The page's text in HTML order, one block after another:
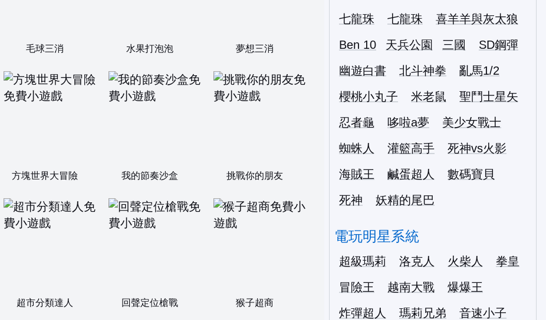
毛球三消 水果打泡泡 夢想三消
方塊世界大冒險 我的節奏沙盒 挑戰你的朋友
超市分類達人 回聲定位槍戰 猴子超商
七龍珠
七龍珠
喜羊羊與灰太狼
Ben 10
天兵公園 三國
SD鋼彈
幽遊白書
北斗神拳
亂馬1/2
櫻桃小丸子
米老鼠
聖鬥士星矢
忍者龜
哆啦a夢
美少女戰士
蜘蛛人
灌籃高手
死神vs火影
海賊王
鹹蛋超人
數碼寶貝
死神
妖精的尾巴
電玩明星系統
超級瑪莉 洛克人 火柴人
拳皇
冒險王
越南大戰
爆爆王
炸彈超人
瑪莉兄弟
音速小子